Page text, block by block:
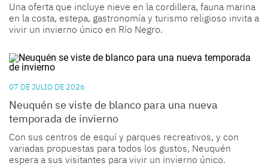
Una oferta que incluye nieve en la cordillera, fauna marina
en la costa, estepa, gastronomía y turismo religioso invita a
vivir un invierno único en Río Negro.
07 DE JULIO DE 2026
Neuquén se viste de blanco para una nueva
temporada de invierno
Con sus centros de esquí y parques recreativos, y con
variadas propuestas para todos los gustos, Neuquén
espera a sus visitantes para vivir un invierno único.